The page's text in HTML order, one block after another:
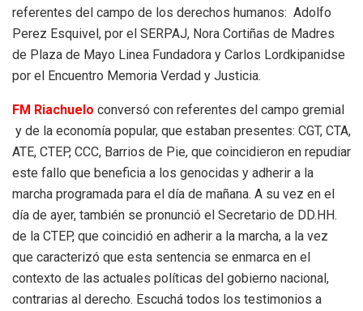
referentes del campo de los derechos humanos: Adolfo
Perez Esquivel, por el SERPAJ, Nora Cortiñas de Madres
de Plaza de Mayo Linea Fundadora y Carlos Lordkipanidse
por el Encuentro Memoria Verdad y Justicia.
FM Riachuelo conversó con referentes del campo gremial
y de la economía popular, que estaban presentes: CGT, CTA,
ATE, CTEP, CCC, Barrios de Pie, que coincidieron en repudiar
este fallo que beneficia a los genocidas y adherir a la
marcha programada para el día de mañana. A su vez en el
día de ayer, también se pronunció el Secretario de DD.HH.
de la CTEP, que coincidió en adherir a la marcha, a la vez
que caracterizó que esta sentencia se enmarca en el
contexto de las actuales políticas del gobierno nacional,
contrarias al derecho. Escuchá todos los testimonios a